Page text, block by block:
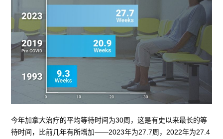
今年加拿大治疗的平均等待时间为30周，这是有史以来最长的等
待时间，比前几年有所增加——2023年为27.7周，2022年为27.4